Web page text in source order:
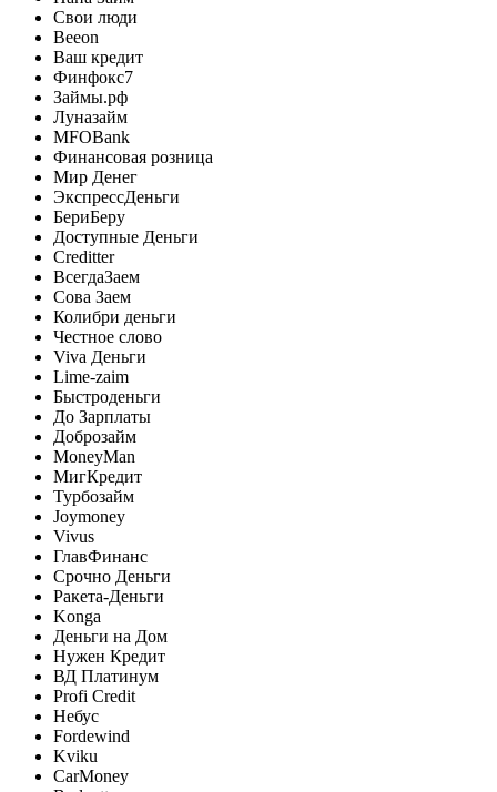
Свои люди
Beeon
Ваш кредит
Финфокс7
Займы.рф
Луназайм
MFOBank
Финансовая розница
Мир Денег
ЭкспрессДеньги
БериБеру
Доступные Деньги
Creditter
ВсегдаЗаем
Сова Заем
Колибри деньги
Честное слово
Viva Деньги
Lime-zaim
Быстроденьги
До Зарплаты
Доброзайм
MoneyMan
МигКредит
Турбозайм
Joymoney
Vivus
ГлавФинанс
Срочно Деньги
Ракета-Деньги
Konga
Деньги на Дом
Нужен Кредит
ВД Платинум
Profi Credit
Небус
Fordewind
Kviku
CarMoney